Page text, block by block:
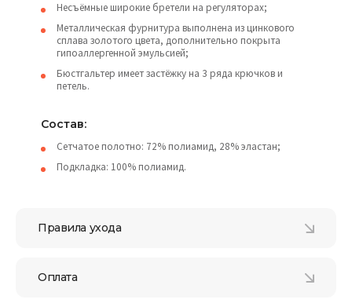
Несъёмные широкие бретели на регуляторах;
Металлическая фурнитура выполнена из цинкового
сплава золотого цвета, дополнительно покрыта
гипоаллергенной эмульсией;
Бюстгальтер имеет застёжку на 3 ряда крючков и
петель.
Состав:
Сетчатое полотно: 72% полиамид, 28% эластан;
Подкладка: 100% полиамид.
Правила ухода
Оплата